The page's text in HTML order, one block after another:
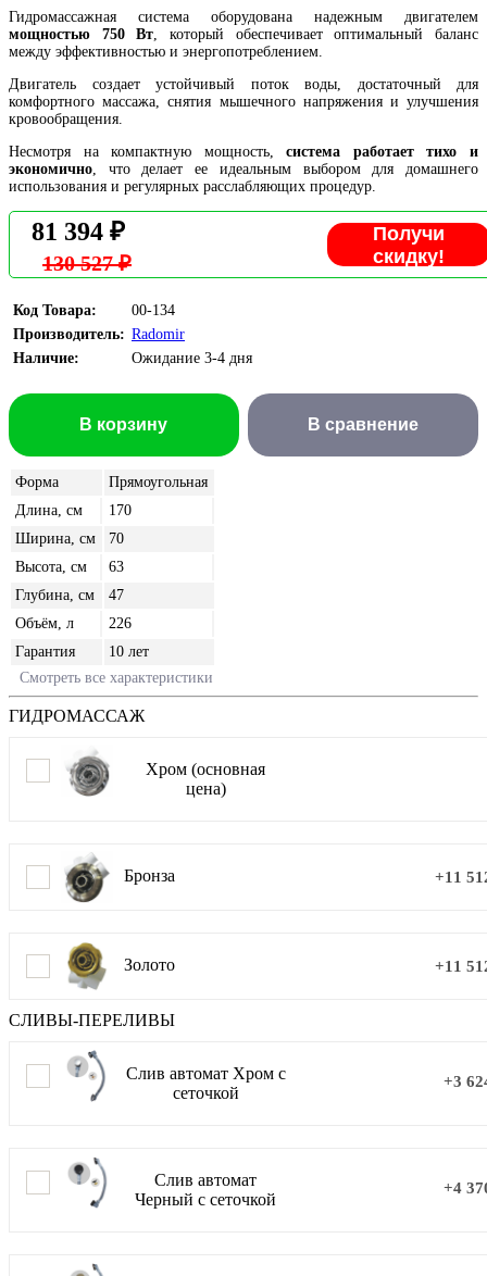
Гидромассажная система оборудована надежным двигателем
мощностью 750 Вт , который обеспечивает оптимальный баланс
между эффективностью и энергопотреблением.
Двигатель создает устойчивый поток воды, достаточный для
комфортного массажа, снятия мышечного напряжения и улучшения
кровообращения.
Несмотря на компактную мощность,система работает тихо и
экономично , что делает ее идеальным выбором для домашнего
использования и регулярных расслабляющих процедур.
130 527 ₽
81 394 ₽
Получи
скидку!
Код Товара:
00-134
Производитель: Radomir
Наличие:
Ожидание 3-4 дня
В сравнение
В корзину
Форма
Прямоугольная
Длина, см
170
Ширина, см
70
Высота, см
63
Глубина, см
47
Объём, л
226
Гарантия
10 лет
Смотреть все характеристики
ГИДРОМАССАЖ
Хром (основная
цена)
Бронза +11
Золото +11
СЛИВЫ-ПЕРЕЛИВЫ
Слив автомат Хром с
сеточкой
+3
Слив автомат
Черный с сеточкой
+4